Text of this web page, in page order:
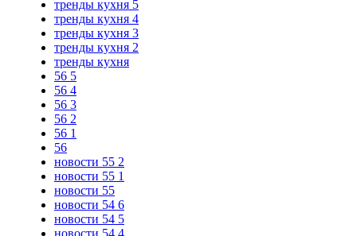
тренды кухня 5
тренды кухня 4
тренды кухня 3
тренды кухня 2
тренды кухня
56 5
56 4
56 3
56 2
56 1
56
новости 55 2
новости 55 1
новости 55
новости 54 6
новости 54 5
новости 54 4